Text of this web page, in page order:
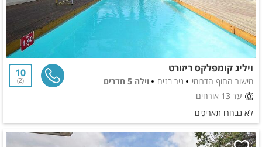
ויליג קומפלקס ריזורט
מישור החוף הדרומי ניר בנים
וילה 5 חדרים
עד 13 אורחים
10
2
לא נבחרו תאריכים